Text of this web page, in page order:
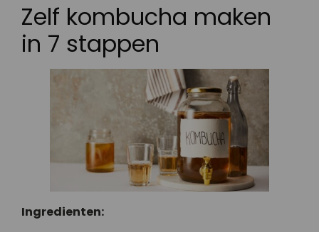
Zelf kombucha maken
in 7 stappen
Ingredienten: